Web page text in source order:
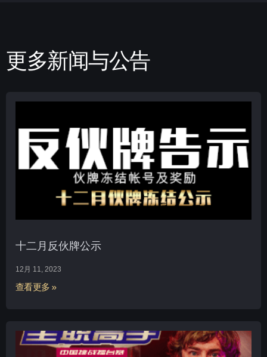
更多新闻与公告
十二月反伙牌公示
12月 11, 2023
查看更多 »